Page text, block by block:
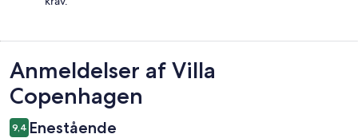
Anmeldelser
Anmeldelser af Villa
Copenhagen
9,4 Enestående